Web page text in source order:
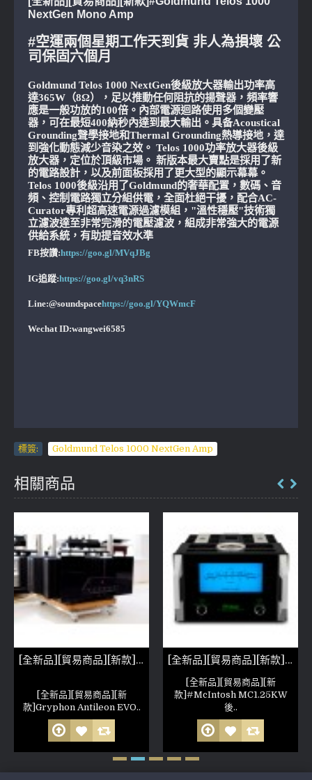
NextGen Mono Amp
#空運兩個星期工作天到貨 非人為損壞 公
司保固六個月
Goldmund Telos 1000 NextGen後級放大器輸出功率高
達365W（8Ω），足以推動任何阻抗的揚聲器，頻率響
應是一般功放的100倍。內部電源迴路使用多個變壓
器，可在最短400納秒內達到最大輸出。具备Acoustical
Grounding聲學接地和Thermal Grounding熱導接地，達
到強化動態減少音染之效。 Telos 1000功率放大器後級
放大器，定位於頂級市場。 新版本最大賣點是採用了新
的電路設計，以及前面板採用了更大型的顯示幕幕。
Telos 1000後級沿用了Goldmund的奢華配置，數碼、音
頻、控制電路獨立分組供電，全面杜絕干擾，配合AC-
Curator專利超高速電源過濾模組，"溫性穩壓"技術獨
立濾波達至非常完滑的電壓濾波，組成非常強大的電源
供給系統，有助提音效水準
FB按讚:https://goo.gl/MVqJBg
IG追蹤:https://goo.gl/vq3nRS
Line:@soundspacehttps://goo.gl/YQWmcF
Wechat ID:wangwei6585
標簽: Goldmund Telos 1000 NextGen Amp
相關商品
[全新品][貿易商品][新款]Gryphon Antileon EVO Mono
[全新品][貿易商品][新
款]Gryphon Antileon EVO..
[全新品][貿易商品][新款]McIntosh MC1.25KW pair(參考照片)
[全新品][貿易商品][新
款]#McIntosh MC1.25KW
後..